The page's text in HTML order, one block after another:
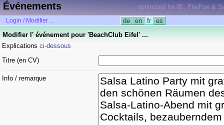
Événements optimized for IE, FireFox &
Login / Modifier ... de en fr
es
Modifier l' événement pour 'BeachClub Eifel' ...
Explications ci-dessous
Titre (en CV)
Info / remarque